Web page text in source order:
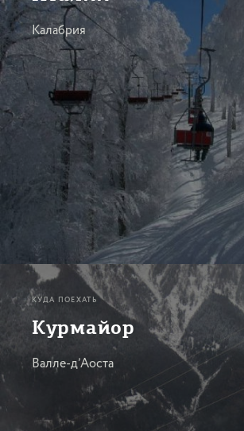
Калабрия
КУДА ПОЕХАТЬ
Курмайор
Валле-д’Аоста